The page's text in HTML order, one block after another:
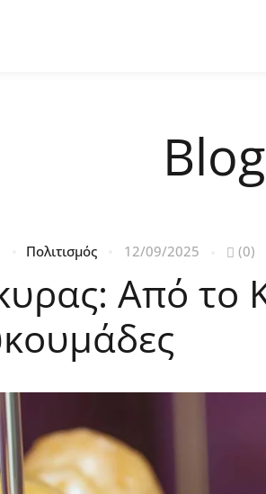
Blog
Πολιτισμός 12/09/2025 (0)
Από το